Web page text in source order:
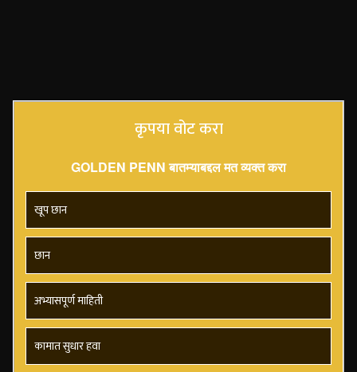
कृपया वोट करा
GOLDEN PENN बातम्याबद्दल मत व्यक्त करा
खूप छान
छान
अभ्यासपूर्ण माहिती
कामात सुधार हवा